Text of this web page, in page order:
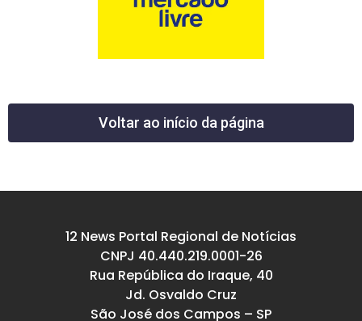
Voltar ao início da página
12 News Portal Regional de Notícias
CNPJ 40.440.219.0001-26
Rua República do Iraque, 40
Jd. Osvaldo Cruz
São José dos Campos – SP